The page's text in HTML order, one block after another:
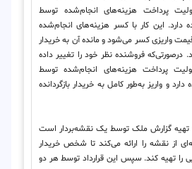
پرداخت هزینه‌های انجام‌شده توسط
دارد. این کار با کسر هزینه‌های انجام‌شده
واریزی کسر می‌شود و مانده آن به خریدار
درصورتی‌که فروشنده نظر خود را تغییر داده
پرداخت هزینه‌های انجام‌شده توسط
دارد و واریز به‌طور کامل به خریدار بازگردانده
تهیه گزارش ملک توسط یک نقشه‌بردار است
از نقشه را ارائه می‌کند تا شخص خریدار
را تهیه کند. سپس این قرارداد توسط هر دو